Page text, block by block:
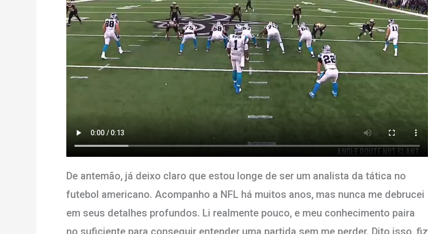
De antemão, já deixo claro que estou longe de ser um analista da tática no
futebol americano. Acompanho a NFL há muitos anos, mas nunca me debrucei
em seus detalhes profundos. Li realmente pouco, e meu conhecimento paira
no suficiente para conseguir entender uma partida sem me perder. Dito isso, fiz